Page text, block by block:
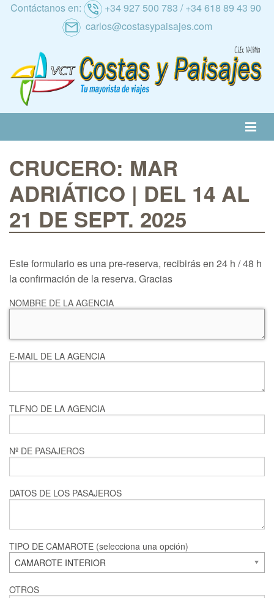
Contáctanos en:
+34 927 500 783 / +34 618 89 43 90
carlos@costasypaisajes.com
AL IMSERSO
CRUCERO: MAR
ADRIÁTICO | DEL 14 AL
21 DE SEPT. 2025
Este formulario es una pre-reserva, recibirás en 24 h / 48 h
la confirmación de la reserva. Gracias
NOMBRE DE LA AGENCIA
E-MAIL DE LA AGENCIA
TLFNO DE LA AGENCIA
Nº DE PASAJEROS
DATOS DE LOS PASAJEROS
TIPO DE CAMAROTE (selecciona una opción)
CAMAROTE INTERIOR
OTROS